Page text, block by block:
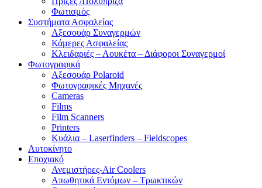
Φωτισμός
Συστήματα Ασφαλείας
Αξεσουάρ Συναγερμών
Κάμερες Ασφαλείας
Κλειδαριές – Λουκέτα – Διάφοροι Συναγερμοί
Φωτογραφικά
Αξεσουάρ Polaroid
Φωτογραφικές Μηχανές
Cameras
Films
Film Scanners
Printers
Κυάλια – Laserfinders – Fieldscopes
Αυτοκίνητο
Εποχιακό
Ανεμιστήρες-Air Coolers
Απωθητικά Εντόμων – Τρωκτικών